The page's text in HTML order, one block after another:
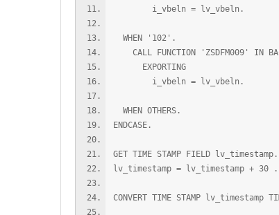
i_vbeln = lv_vbeln.
WHEN '102'.
CALL FUNCTION 'ZSDFM009' IN
EXPORTING
i_vbeln = lv_vbeln.
WHEN OTHERS.
ENDCASE.
GET TIME STAMP FIELD
lv_timestamp = lv_timestamp + 30 . "
CONVERT TIME STAMP